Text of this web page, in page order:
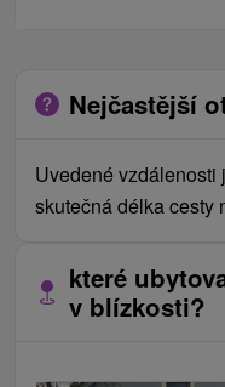
Nejčastější
Uvedené vzdálenosti
skutečná délka cesty
které
v blízkosti?